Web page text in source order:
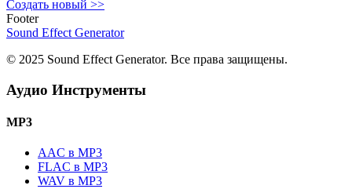
Создать новый >>
Footer
Sound Effect Generator
© 2025 Sound Effect Generator. Все права защищены.
Аудио Инструменты
MP3
AAC в MP3
FLAC в MP3
WAV в MP3